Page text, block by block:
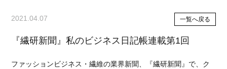
2021.04.07 一覧へ戻る
『繊研新聞』私のビジネス日記帳連載第1回
ファッションビジネス・繊維の業界新聞、『繊研新聞』で、ク